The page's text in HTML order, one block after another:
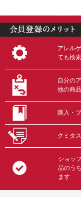
アレル
ても検
自分の
他の商
購入・
クミタ
ショッ
品のう
ます